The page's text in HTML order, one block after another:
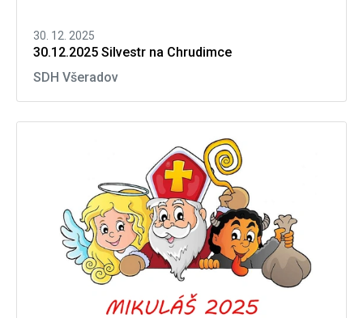
30. 12. 2025
30.12.2025 Silvestr na Chrudimce
SDH Všeradov